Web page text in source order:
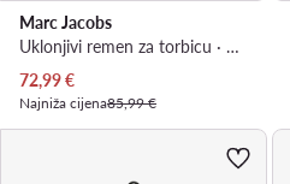
Marc Jacobs
Uklonjivi remen za torbicu · Crna
Trenutna cijena
72,99€
Najniža cijena85,99 €